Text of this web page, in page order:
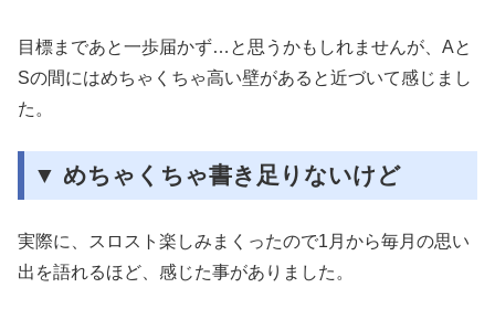
目標まであと一歩届かず…と思うかもしれませんが、Aと
Sの間にはめちゃくちゃ高い壁があると近づいて感じまし
た。
▼ めちゃくちゃ書き足りないけど
実際に、スロスト楽しみまくったので1月から毎月の思い
出を語れるほど、感じた事がありました。